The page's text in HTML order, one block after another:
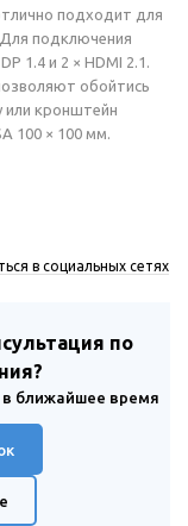
подходит для
подключения
1.4 и 2 × HDMI 2.1.
обойтись
или кронштейн
100 × 100 мм.
в социальных сетях
по
в ближайшее время